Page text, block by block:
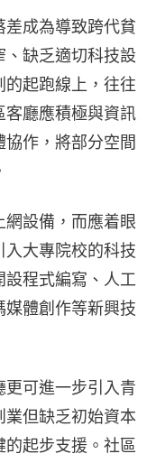
成為導致跨代貧
缺乏適切科技設
起跑線上，往往
客廳應積極與資訊
作，將部分空間
設備，而應着眼
大專院校的科技
程式編寫、人工
體創作等新興技
可進一步引入青
業但缺乏初始資本
起步支援。社區